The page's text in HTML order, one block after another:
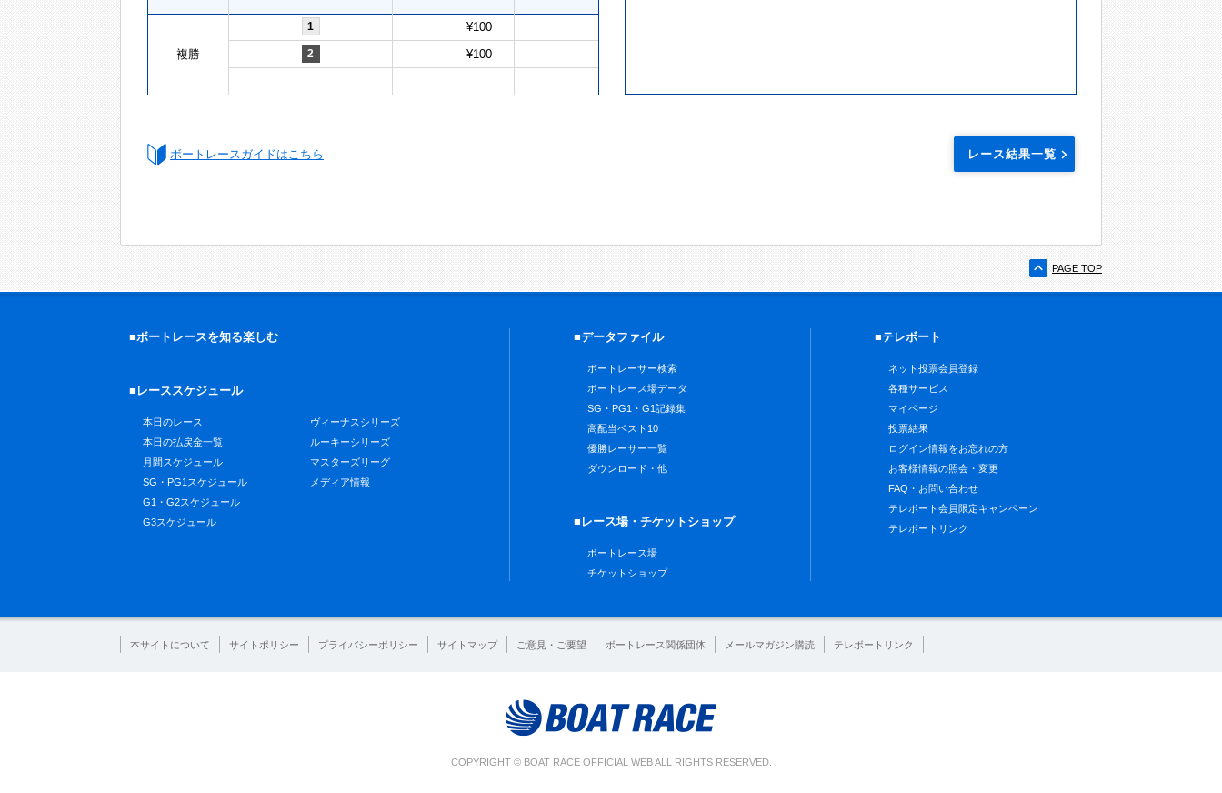
複勝
1 ¥100
2 ¥100
ボートレースガイドはこちら レース結果一覧
PAGE TOP
■ボートレースを知る楽しむ
■レーススケジュール
本日のレース
本日の払戻金一覧
月間スケジュール
SG・PG1スケジュール
G1・G2スケジュール
G3スケジュール
ヴィーナスシリーズ
ルーキーシリーズ
マスターズリーグ
メディア情報
■データファイル
ボートレーサー検索
ボートレース場データ
SG・PG1・G1記録集
高配当ベスト10
優勝レーサー一覧
ダウンロード・他
■レース場・チケットショップ
ボートレース場
チケットショップ
■テレボート
ネット投票会員登録
各種サービス
マイページ
投票結果
ログイン情報をお忘れの方
お客様情報の照会・変更
FAQ・お問い合わせ
テレボート会員限定キャンペーン
テレボートリンク
本サイトについて サイトポリシー プライバシーポリシー サイトマップ ご意見・ご要望 ボートレース関係団体 メールマガジン購読 テレボートリンク
COPYRIGHT © BOAT RACE OFFICIAL WEB ALL RIGHTS RESERVED.